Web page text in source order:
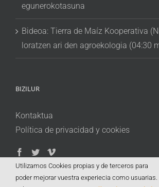
egunerokotasuna
Bideoa: Tierra de Maíz Kooperativa
loratzen ari den agroekologia (04:30
BIZILUR
Kontaktua
Política de privacidad y cookies
Utilizamos Cookies propias y de terceros para
poder mejorar vuestra experiecia como usuarias.